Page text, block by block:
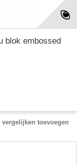
blok embossed
vergelijken toevoegen